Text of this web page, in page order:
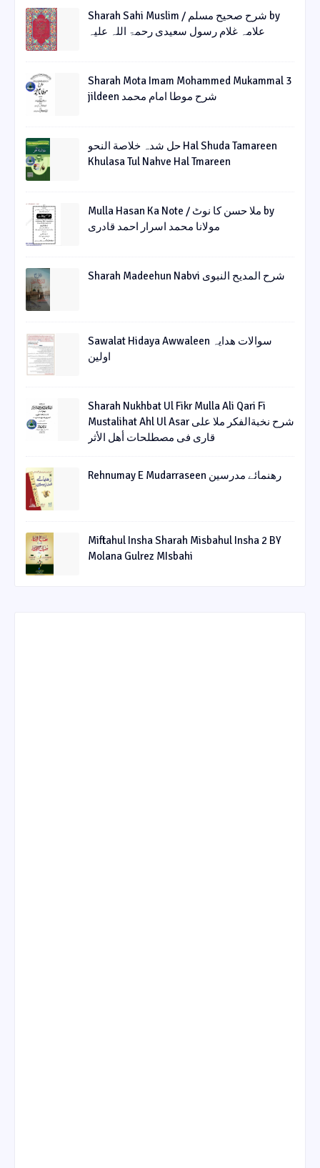
Sharah Sahi Muslim / شرح صحیح مسلم by
علامہ غلام رسول سعیدی رحمۃ اللہ علیہ
Sharah Mota Imam Mohammed Mukammal 3
jildeen شرح موطا امام محمد
حل شدہ خلاصة النحو Hal Shuda Tamareen
Khulasa Tul Nahve Hal Tmareen
Mulla Hasan Ka Note / ملا حسن کا نوٹ by
مولانا محمد اسرار احمد قادری
Sharah Madeehun Nabvi شرح المدیح النبوی
Sawalat Hidaya Awwaleen سوالات ھدایہ
اولین
Sharah Nukhbat Ul Fikr Mulla Ali Qari Fi
Mustalihat Ahl Ul Asar شرح نخبةالفکر ملا علی
قاری فی مصطلحات أھل الأثر
Rehnumay E Mudarraseen رهنمائے مدرسین
Miftahul Insha Sharah Misbahul Insha 2 BY
Molana Gulrez MIsbahi